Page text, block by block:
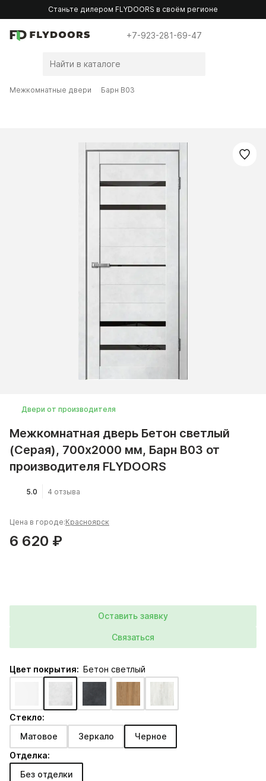
Станьте дилером FLYDOORS в своём регионе
+7-923-281-69-47
Межкомнатные двери Барн B03
Двери от производителя
Межкомнатная дверь Бетон светлый
(Серая), 700x2000 мм, Барн B03 от
производителя FLYDOORS
5.0 4 отзыва
Цена в городе:Красноярск
6 620 ₽
Оставить заявку
Связаться
Цвет покрытия: Бетон светлый
Стекло:
Матовое
Зеркало
Черное
Отделка:
Без отделки